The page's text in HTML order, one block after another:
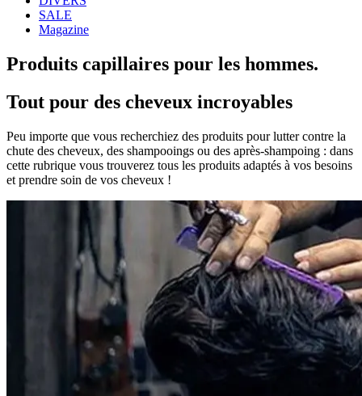
SALE
Magazine
Produits capillaires pour les hommes.
Tout pour des cheveux incroyables
Peu importe que vous recherchiez des produits pour lutter contre la
chute des cheveux, des shampooings ou des après-shampoing : dans
cette rubrique vous trouverez tous les produits adaptés à vos besoins
et prendre soin de vos cheveux !